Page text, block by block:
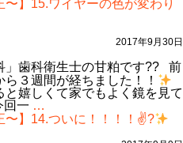
正〜】
歯
に
も
装
置
が
せ
人〜
大
人
の
矯
正〜】
〜】15.ワイヤーの色が変わり
2017年9月30日
」歯科衛生士の甘粕です?? 前
３週間が経ちました！！
嬉しくて家でもよく鏡を見て
回一 …
指
〜】14.ついに！！！！✌?